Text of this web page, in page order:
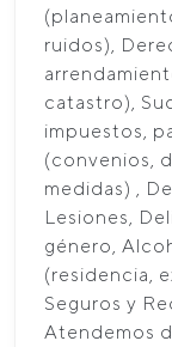
ruidos),
catastro),
impuestos,
(convenios,
medidas) ,
Lesiones,
género,
(residencia,
Seguros y
Atendemos